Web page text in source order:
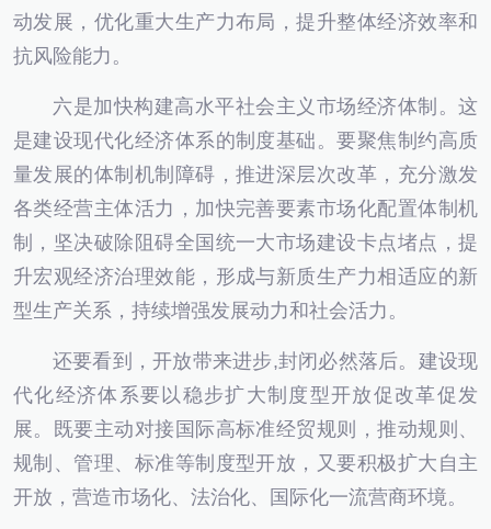
动发展，优化重大生产力布局，提升整体经济效率和
抗风险能力。
六是加快构建高水平社会主义市场经济体制。这
是建设现代化经济体系的制度基础。要聚焦制约高质
量发展的体制机制障碍，推进深层次改革，充分激发
各类经营主体活力，加快完善要素市场化配置体制机
制，坚决破除阻碍全国统一大市场建设卡点堵点，提
升宏观经济治理效能，形成与新质生产力相适应的新
型生产关系，持续增强发展动力和社会活力。
还要看到，开放带来进步,封闭必然落后。建设现
代化经济体系要以稳步扩大制度型开放促改革促发
展。既要主动对接国际高标准经贸规则，推动规则、
规制、管理、标准等制度型开放，又要积极扩大自主
开放，营造市场化、法治化、国际化一流营商环境。